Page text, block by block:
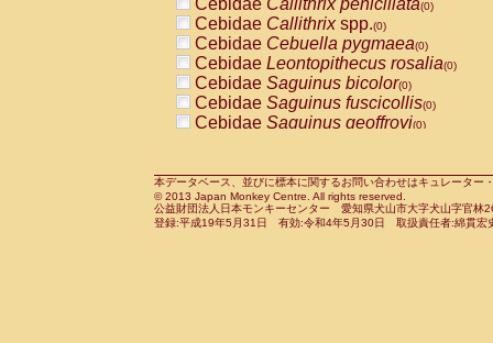
(0)
CercopithecidaeCercocebus agilis
CercopithecidaeCercocebus
CercopithecidaeCercocebus
CercopithecidaeCercocebus
CercopithecidaeCercocebus
CercopithecidaeCercocebushybrid
CercopithecidaePapio anubis(0)
CercopithecidaePapio cynocephalus
CercopithecidaePapio hamadryas(0)
Cebidae Callithrix penicillata(0)
Cebidae Callithrixspp.(0)
Cebidae Cebuella pygmaea(0)
Cebidae Leontopithecus rosalia(0)
Cebidae Saguinus bicolor(0)
Cebidae Saguinus fuscicollis(0)
Cebidae Saguinus geoffroyi(0)
CebidaeSaguinus leucopus(0)
CebidaeSaguinus midas(0)
Cebidae Saguinus mystax(0)
本データベース、並びに標本に関するお問い合わせはキュレータ
© 2013 Japan Monkey Centre. All rights reserved.
公益財団法人日本モンキーセンター 愛知県犬山市大字犬山字官
登録:平成19年5月31日 有効:令和4年5月30日 取扱責任者:綿貫宏